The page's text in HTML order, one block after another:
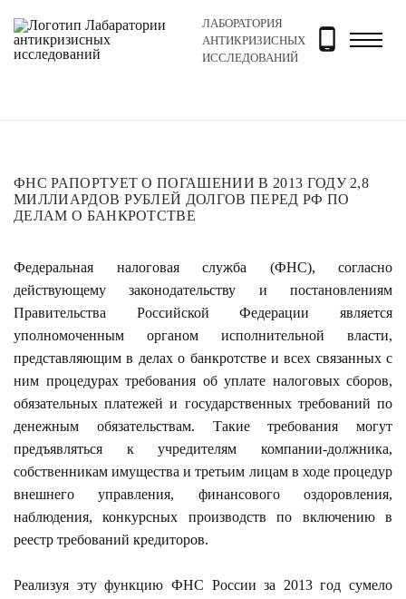
ЛАБОРАТОРИЯ
АНТИКРИЗИСНЫХ
ИССЛЕДОВАНИЙ
Главная Новости и блог Новости ФНС
ФНС РАПОРТУЕТ О ПОГАШЕНИИ В 2013 ГОДУ 2,8
МИЛЛИАРДОВ РУБЛЕЙ ДОЛГОВ ПЕРЕД РФ ПО
ДЕЛАМ О БАНКРОТСТВЕ
Федеральная налоговая служба (ФНС), согласно
действующему законодательству и постановлениям
Правительства Российской Федерации является
уполномоченным органом исполнительной власти,
представляющим в делах о банкротстве и всех связанных с
ним процедурах требования об уплате налоговых сборов,
обязательных платежей и государственных требований по
денежным обязательствам. Такие требования могут
предъявляться к учредителям компании-должника,
собственникам имущества и третьим лицам в ходе процедур
внешнего управления, финансового оздоровления,
наблюдения, конкурсных производств по включению в
реестр требований кредиторов.
Реализуя эту функцию ФНС России за 2013 год сумело